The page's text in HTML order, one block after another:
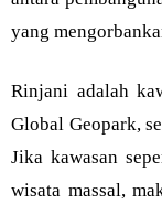
yang
Rinjani adalah
Global Geopark,
Jika kawasan
wisata massal,